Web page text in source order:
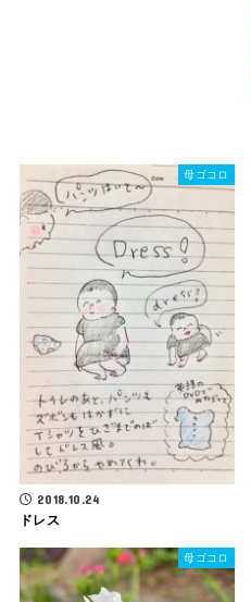
母ゴコロ
2018.10.24
ドレス
母ゴコロ